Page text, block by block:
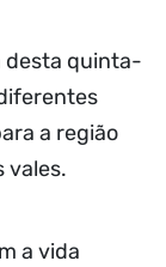
desta quinta-
a região
vales.
a vida